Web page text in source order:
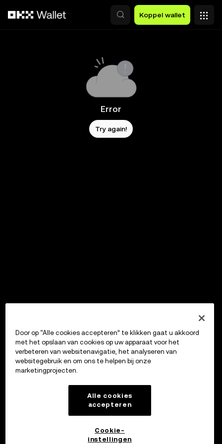
Koppel wallet
Error
Try again!
Door op “Alle cookies accepteren” te klikken gaat u akkoord
met het opslaan van cookies op uw apparaat voor het
verbeteren van websitenavigatie, het analyseren van
websitegebruik en om ons te helpen bij onze
marketingprojecten.
Alle cookies
accepteren
Cookie-
instellingen